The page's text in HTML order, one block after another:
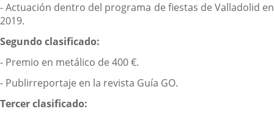
- Actuación dentro del programa de fiestas de Valladolid en
2019.
Segundo clasificado:
- Premio en metálico de 400 €.
- Publirreportaje en la revista Guía GO.
Tercer clasificado: